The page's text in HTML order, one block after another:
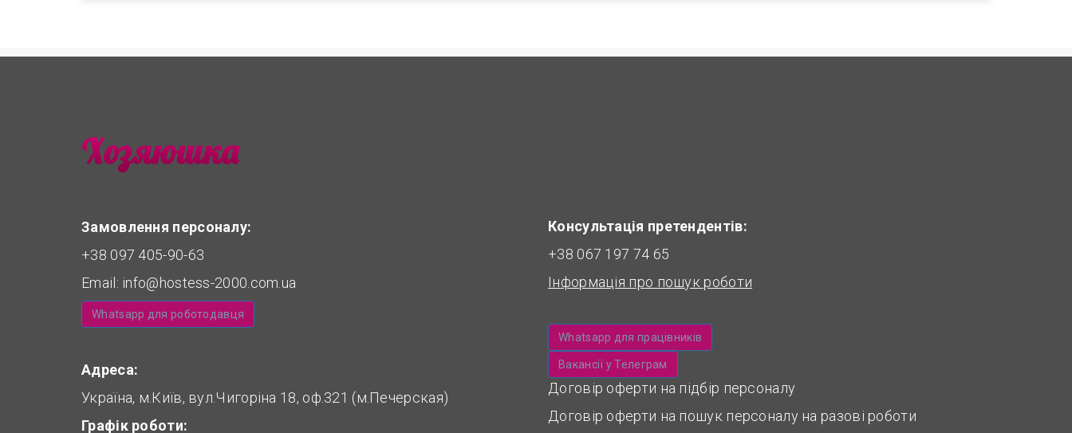
Замовлення персоналу:
+38 097 405-90-63
Email: info@hostess-2000.com.ua
Whatsapp для роботодавця
Адреса:
Україна, м.Київ, вул.Чигоріна 18, оф.321 (м.Печерская)
Графік роботи:
Консультація претендентів:
+38 067 197 74 65
Інформація про пошук роботи
Whatsapp для працівників
Вакансії у Телеграм
Договір оферти на підбір персоналу
Договір оферти на пошук персоналу на разові роботи